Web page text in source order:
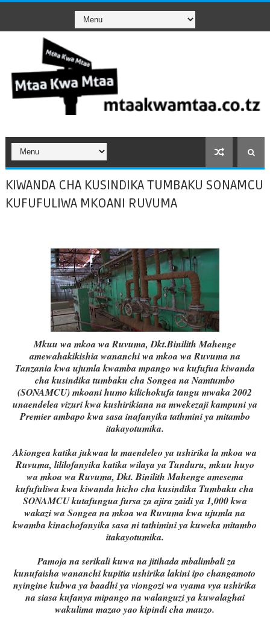
KIWANDA CHA KUSINDIKA TUMBAKU SONAMCU
KUFUFULIWA MKOANI RUVUMA
Mkuu wa mkoa wa Ruvuma, Dkt.Binilith Mahenge
amewahakikishia wananchi wa mkoa wa Ruvuma na
Tanzania kwa ujumla kwamba mpango wa kufufua kiwanda
cha kusindika tumbaku cha Songea na Namtumbo
(SONAMCU) mkoani humo kilichokufa tangu mwaka 2002
unaendelea vizuri kwa kushirikiana na mwekezaji kampuni ya
Premier ambapo kwa sasa inafanyika tathmini ya mitambo
itakayotumika.
Akiongea katika jukwaa la maendeleo ya ushirika la mkoa wa
Ruvuma, lililofanyika katika wilaya ya Tunduru, mkuu huyo
wa mkoa wa Ruvuma, Dkt. Binilith Mahenge amesema
kufufuliwa kwa kiwanda hicho cha kusindika Tumbaku cha
SONAMCU kutafungua fursa za ajira zaidi ya 1,000 kwa
wakazi wa Songea na mkoa wa Ruvuma kwa ujumla na
kwamba kinachofanyika sasa ni tathimini ya kuweka mitambo
itakayotumika.
Pamoja na serikali kuwa na jitihada mbalimbali za
kunufaisha wananchi kupitia ushirika lakini ipo changamoto
nyingine kubwa ya baadhi ya viongozi wa vyama vya ushirika
na siasa kufanya mipango na walanguzi ya kuwalaghai
wakulima mazao yao kipindi cha mauzo.